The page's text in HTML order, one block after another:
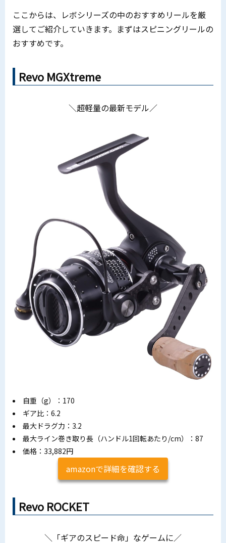
ここからは、レボシリーズの中のおすすめリールを厳
選してご紹介していきます。まずはスピニングリールの
おすすめです。
Revo MGXtreme
＼超軽量の最新モデル／
自重（g）：170
ギア比：6.2
最大ドラグ力：3.2
最大ライン巻き取り長（ハンドル1回転あたり/cm）：87
価格：33,882円
amazonで詳細を確認する
Revo ROCKET
＼「ギアのスピード命」なゲームに／